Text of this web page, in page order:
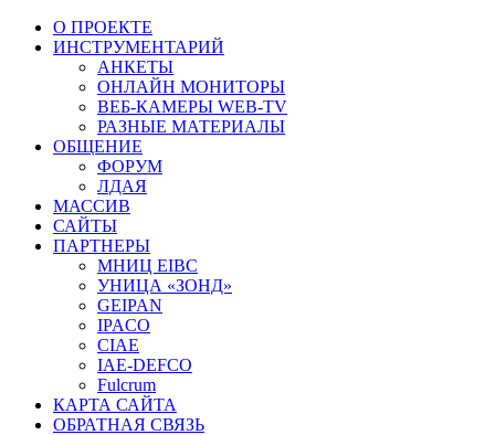
О ПРОЕКТЕ
ИНСТРУМЕНТАРИЙ
АНКЕТЫ
ОНЛАЙН МОНИТОРЫ
ВЕБ-КАМЕРЫ WEB-TV
РАЗНЫЕ МАТЕРИАЛЫ
ОБЩЕНИЕ
ФОРУМ
ЛДАЯ
МАССИВ
САЙТЫ
ПАРТНЕРЫ
МНИЦ EIBC
УНИЦА «ЗОНД»
GEIPAN
IPACO
CIAE
IAE-DEFCO
Fulcrum
КАРТА САЙТА
ОБРАТНАЯ СВЯЗЬ